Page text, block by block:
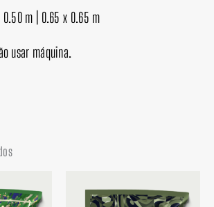
0.50 m | 0.65 x 0.65 m
usar máquina.
de
de